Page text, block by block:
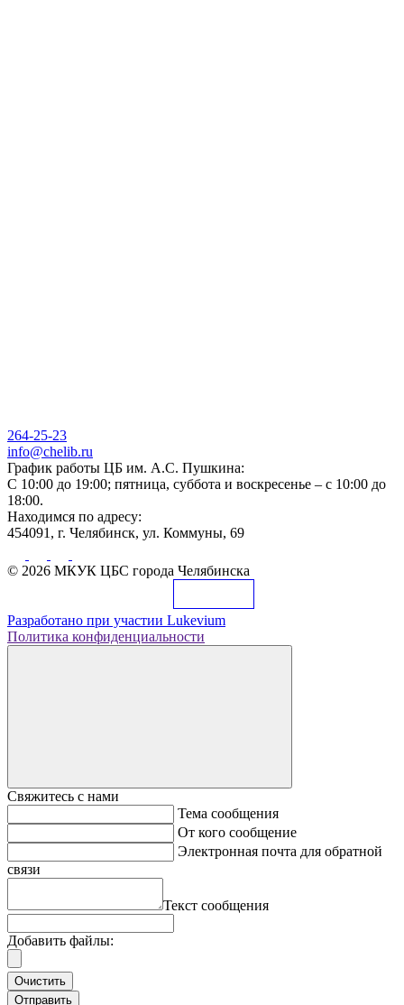
264-25-23
info@chelib.ru
График работы ЦБ им. А.С. Пушкина:
С 10:00 до 19:00; пятница, суббота и воскресенье – с 10:00 до
18:00.
Находимся по адресу:
454091, г. Челябинск, ул. Коммуны, 69
© 2026 МКУК ЦБС города Челябинска
Разработано при участии Lukevium
Политика конфиденциальности
Свяжитесь с нами
Тема сообщения
От кого сообщение
Электронная почта для обратной
связи
Текст сообщения
Добавить файлы:
Очистить
Отправить